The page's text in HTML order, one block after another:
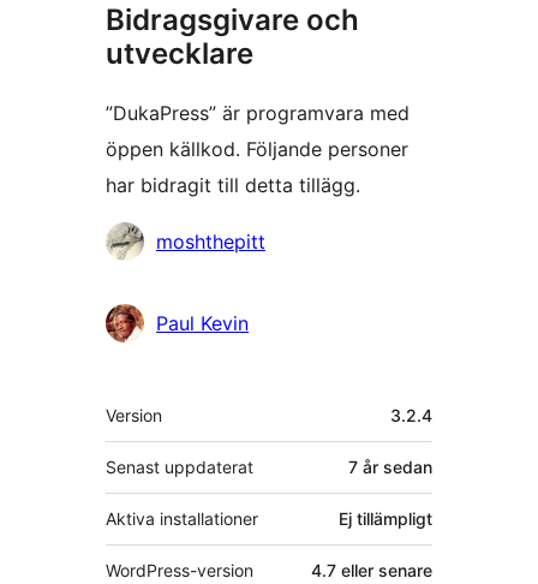
Bidragsgivare och
utvecklare
”DukaPress” är programvara med
öppen källkod. Följande personer
har bidragit till detta tillägg.
Bidragandemoshthepitt
Paul Kevin
Meta
Version 3.2.4
Senast uppdaterat 7 år sedan
Aktiva installationer Ej tillämpligt
WordPress-version 4.7 eller senare